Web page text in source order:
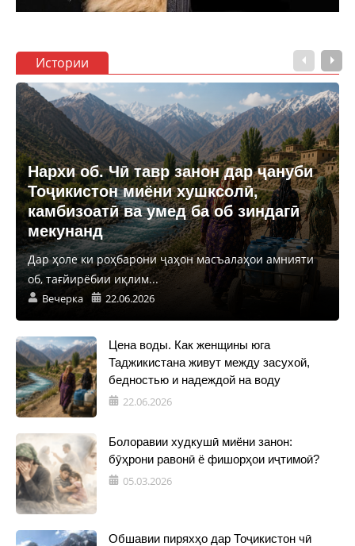
Истории
Нархи об. Чӣ тавр занон дар ҷануби
Тоҷикистон миёни хушксолӣ,
камбизоатӣ ва умед ба об зиндагӣ
мекунанд
Дар ҳоле ки роҳбарони ҷаҳон масъалаҳои амнияти
об, тағйирёбии иқлим...
Вечерка 22.06.2026
Цена воды. Как женщины юга
Таджикистана живут между засухой,
бедностью и надеждой на воду
22.06.2026
Болоравии худкушӣ миёни занон:
бӯҳрони равонӣ ё фишорҳои иҷтимоӣ?
05.03.2026
Обшавии пиряхҳо дар Тоҷикистон чӣ